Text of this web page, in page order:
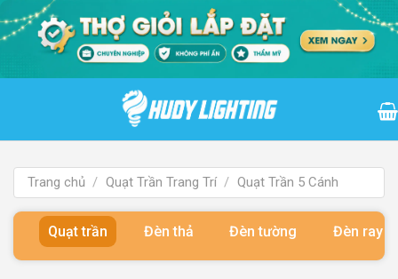
qua
Trang chủ / Quạt Trần Trang Trí / Quạt Trần 5 Cánh
Quạt trần Đèn thả Đèn tường Đèn ray